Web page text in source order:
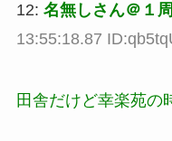
12: 名無しさん＠１
13:55:18.87
田舎だけど幸楽苑の